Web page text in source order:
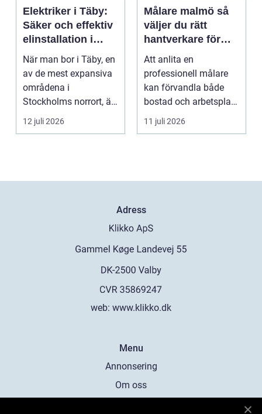
Elektriker i Täby:
Säker och effektiv
elinstallation i
norrort
När man bor i Täby, en
av de mest expansiva
områdena i
Stockholms norrort, är
b...
12 juli 2026
Målare malmö så
väljer du rätt
hantverkare för
hem och företag
Att anlita en
professionell målare
kan förvandla både
bostad och arbetsplats
på kort tid. Färger, yt...
11 juli 2026
Adress
web: www.klikko.dk
Menu
Annonsering
Om oss